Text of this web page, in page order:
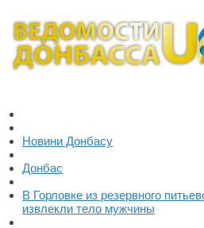
Новини Донбасу
Донбас
В Горловке из резервного
извлекли тело мужчины